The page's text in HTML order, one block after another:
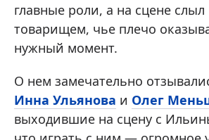
главные роли, а на сцене
товарищем, чье плечо
нужный момент.
О нем замечательно
Инна Ульянова и Олег
выходившие на сцену с